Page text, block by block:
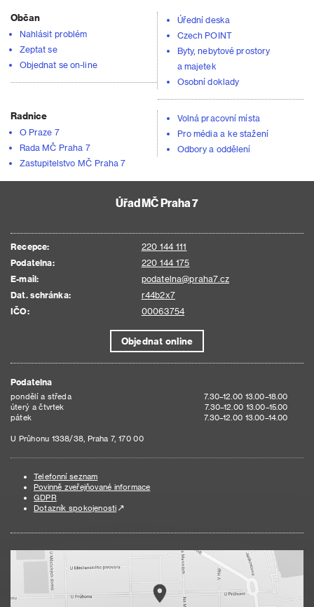
Občan
Nahlásit problém
Zeptat se
Objednat se on-line
Úřední deska
Czech POINT
Byty, nebytové prostory
a majetek
Osobní doklady
Radnice
O Praze 7
Rada MČ Praha 7
Zastupitelstvo MČ Praha 7
Volná pracovní místa
Pro média a ke stažení
Odbory a oddělení
Úřad MČ Praha 7
Recepce:
220 144 111
Podatelna:
220 144 175
E-mail:
podatelna@praha7.cz
Dat. schránka:
r44b2x7
IČO:
00063754
Objednat online
Podatelna
pondělí a středa
7.30–12.00 13.00–18.00
úterý a čtvrtek
7.30–12.00 13.00–15.00
pátek
7.30–12.00 13.00–14.00
U Průhonu 1338/38, Praha 7, 170 00
Telefonní seznam
Povinně zveřejňované informace
GDPR
Dotazník spokojenosti